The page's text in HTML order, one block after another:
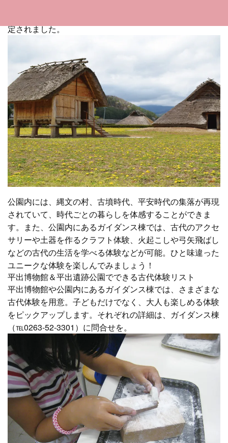
定されました。
公園内には、縄文の村、古墳時代、平安時代の集落が再現
されていて、時代ごとの暮らしを体感することができま
す。また、公園内にあるガイダンス棟では、古代のアクセ
サリーや土器を作るクラフト体験、火起こしや弓矢飛ばし
などの古代の生活を学べる体験などが可能。ひと味違った
ユニークな体験を楽しんでみましょう！
平出博物館＆平出遺跡公園でできる古代体験リスト
平出博物館や公園内にあるガイダンス棟では、さまざまな
古代体験を用意。子どもだけでなく、大人も楽しめる体験
をピックアップします。それぞれの詳細は、ガイダンス棟
（℡0263-52-3301）に問合せを。